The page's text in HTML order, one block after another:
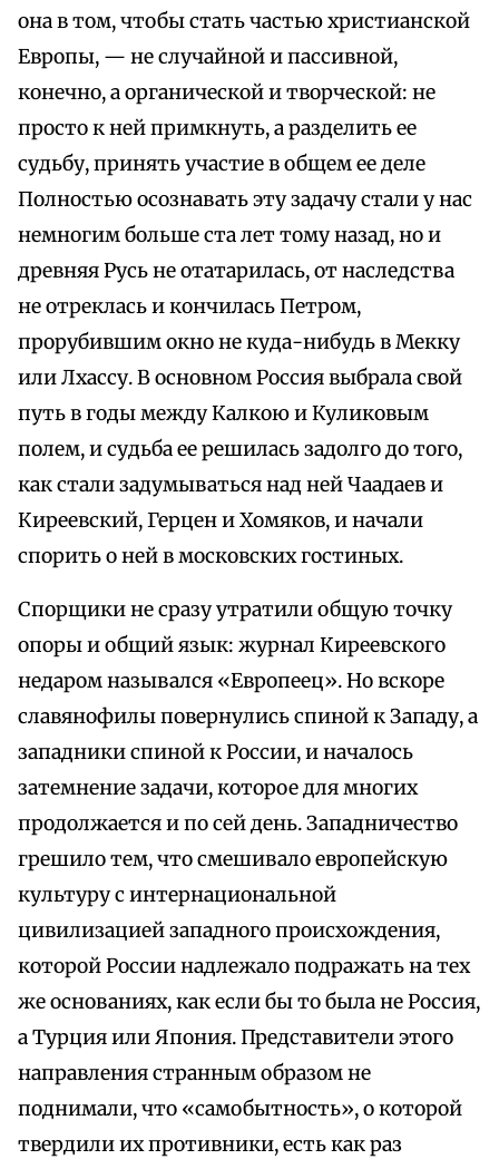
она в том, чтобы стать частью христианской
Европы, — не случайной и пассивной,
конечно, а органической и творческой: не
просто к ней примкнуть, а разделить ее
судьбу, принять участие в общем ее деле
Полностью осознавать эту задачу стали у нас
немногим больше ста лет тому назад, но и
древняя Русь не отатарилась, от наследства
не отреклась и кончилась Петром,
прорубившим окно не куда-нибудь в Мекку
или Лхассу. В основном Россия выбрала свой
путь в годы между Калкою и Куликовым
полем, и судьба ее решилась задолго до того,
как стали задумываться над ней Чаадаев и
Киреевский, Герцен и Хомяков, и начали
спорить о ней в московских гостиных.
Спорщики не сразу утратили общую точку
опоры и общий язык: журнал Киреевского
недаром назывался «Европеец». Но вскоре
славянофилы повернулись спиной к Западу, а
западники спиной к России, и началось
затемнение задачи, которое для многих
продолжается и по сей день. Западничество
грешило тем, что смешивало европейскую
культуру с интернациональной
цивилизацией западного происхождения,
которой России надлежало подражать на тех
же основаниях, как если бы то была не Россия,
а Турция или Япония. Представители этого
направления странным образом не
поднимали, что «самобытность», о которой
твердили их противники, есть как раз